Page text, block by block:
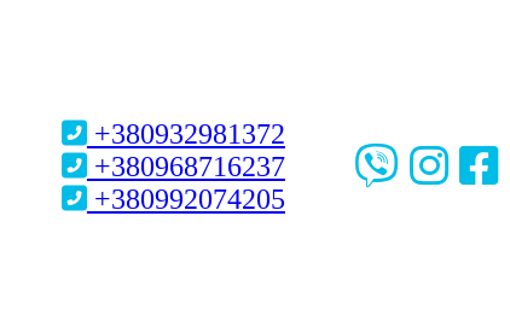
+380932981372
+380968716237
+380992074205